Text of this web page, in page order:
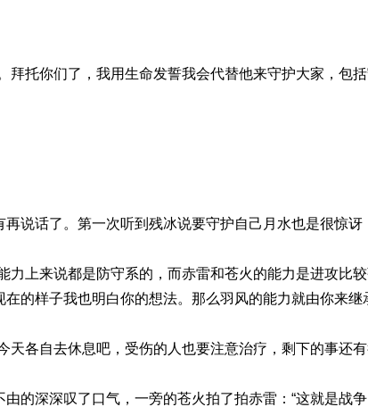
拜托你们了，我用生命发誓我会代替他来守护大家，包
第一次听到残冰说要守护自己月水也是很惊讶，
力上来说都是防守系的，而赤雷和苍火的能力是进攻比
的样子我也明白你的想法。那么羽风的能力就由你来继
天各自去休息吧，受伤的人也要注意治疗，剩下的事还有
的深深叹了口气，一旁的苍火拍了拍赤雷：“这就是战